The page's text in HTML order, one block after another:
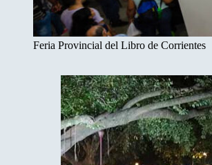
Feria Provincial del Libro de Corrientes